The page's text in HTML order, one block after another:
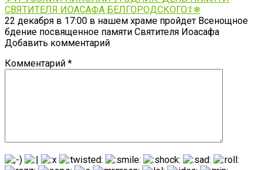
СВЯТИТЕЛЯ ИОАСАФА БЕЛГОРОДСКОГО☦❄
22 декабря в 17:00 в нашем храме пройдет Всенощное
бдение посвященное памяти Святителя Иоасафа
Добавить комментарий
Комментарий *